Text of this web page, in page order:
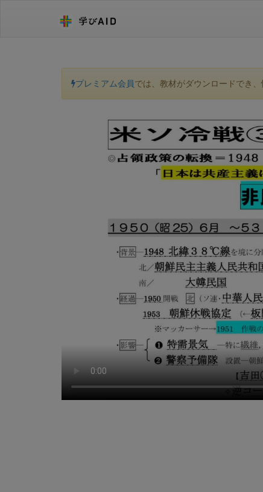
プレミアム会員では、教材がダウンロードでき